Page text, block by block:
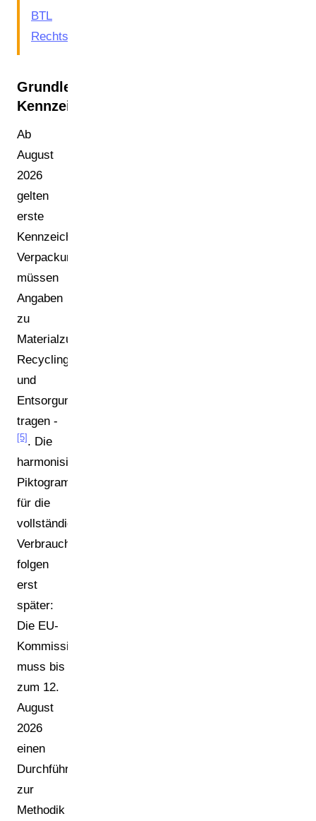
BTL
Rechtsanwälte
Grundlegende
Kennzeichnungspflichten
Ab
August
2026
gelten
erste
Kennzeichnungsanforderungen:
Verpackungen
müssen
Angaben
zu
Materialzusammensetzung,
Recyclingfähigkeit
und
Entsorgungsweg
tragen -
[5] . Die
harmonisierten
Piktogramme
für die
vollständige
Verbraucherkennzeichnung
folgen
erst
später:
Die EU-
Kommission
muss bis
zum 12.
August
2026
einen
Durchführungsrechtsakt
zur
Methodik